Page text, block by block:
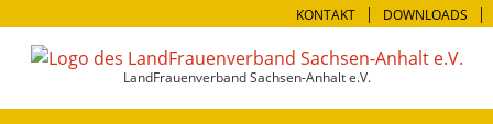
KONTAKT DOWNLOADS
LandFrauenverband Sachsen-Anhalt e.V.